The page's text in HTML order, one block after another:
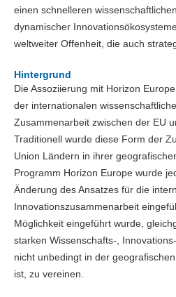
einen schnelleren
dynamischer
weltweiter Offenheit, die auch
Hintergrund
Die Assoziierung mit Horizon
der internationalen
Zusammenarbeit zwischen der EU
Traditionell wurde diese Form der
Union Ländern in ihrer
Programm Horizon Europe wurde
Änderung des Ansatzes für die
Innovationszusammenarbeit
Möglichkeit eingeführt wurde,
starken Wissenschafts-,
nicht unbedingt in der
ist, zu vereinen.